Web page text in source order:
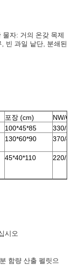
자: 거의 온갖 목제
빈 과일 낱단, 분쇄된
포장 (cm)
NW/
100*45*85
330/
130*60*90 370/
45*40*110 220/
시오
함량 산출 펠릿으